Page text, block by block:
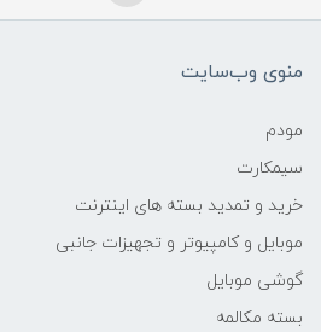
منوی وب‌سایت
مودم
سیمکارت
خرید و تمدید بسته های اینترنت
موبایل و کامپیوتر و تجهیزات جانبی
گوشی موبایل
بسته مکالمه